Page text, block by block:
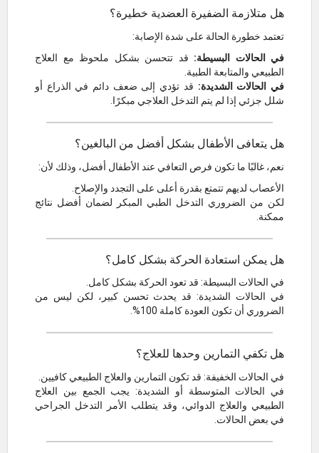
هل متلازمة الضفيرة العضدية خطيرة؟
تعتمد خطورة الحالة على شدة الإصابة:
في الحالات البسيطة: قد تتحسن بشكل ملحوظ مع العلاج
الطبيعي والمتابعة الطبية.
في الحالات الشديدة: قد تؤدي إلى ضعف دائم في الذراع أو
شلل جزئي إذا لم يتم التدخل العلاجي مبكرًا.
هل يتعافى الأطفال بشكل أفضل من البالغين؟
نعم، غالبًا ما تكون فرص التعافي عند الأطفال أفضل، وذلك لأن:
الأعصاب لديهم تتمتع بقدرة أعلى على التجدد والإصلاح.
لكن من الضروري التدخل الطبي المبكر لضمان أفضل نتائج
ممكنة.
هل يمكن استعادة الحركة بشكل كامل؟
في الحالات البسيطة: قد تعود الحركة بشكل كامل.
في الحالات الشديدة: قد يحدث تحسن كبير، لكن ليس من
الضروري أن تكون العودة كاملة 100%.
هل تكفي التمارين وحدها للعلاج؟
في الحالات الخفيفة: قد تكون التمارين والعلاج الطبيعي كافيين.
في الحالات المتوسطة أو الشديدة: يجب الجمع بين العلاج
الطبيعي والعلاج الدوائي، وقد يتطلب الأمر التدخل الجراحي
في بعض الحالات.